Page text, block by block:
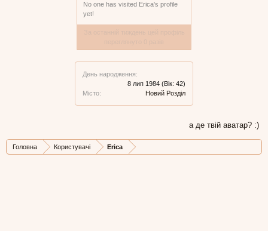
No one has visited Erica's profile
yet!
День народження:
8 лип 1984 (Вік: 42)
Місто:
Новий Розділ
а де твій аватар? :)
Головна Користувачі Erica